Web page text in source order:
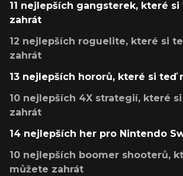
11 nejlepších gangsterek, které
zahrát
12 nejlepších roguelite, které si
zahrát
13 nejlepších hororů, které si teď
10 nejlepších 4X strategií, které
zahrát
14 nejlepších her pro Nintendo
10 nejlepších boomer shooterů,
můžete zahrát